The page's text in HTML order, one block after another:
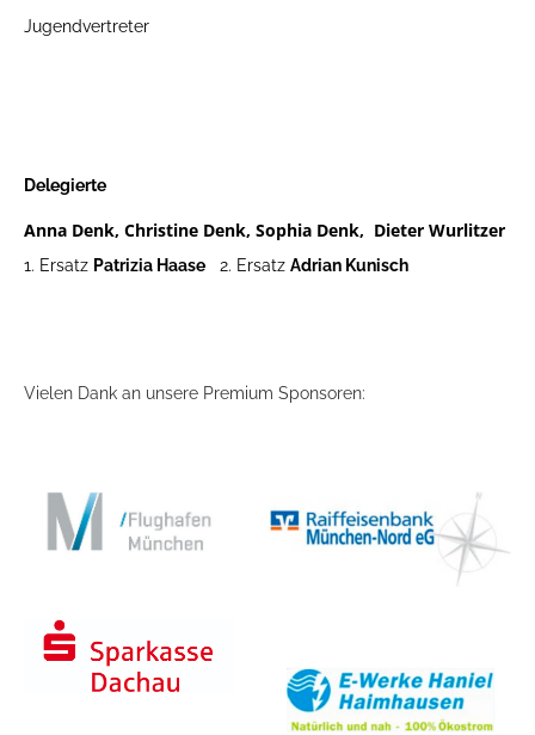
Jugendvertreter
Delegierte
Anna Denk, Christine Denk, Sophia Denk, Dieter Wurlitzer
1. Ersatz Patrizia Haase 2. Ersatz Adrian Kunisch
Vielen Dank an unsere Premium Sponsoren: